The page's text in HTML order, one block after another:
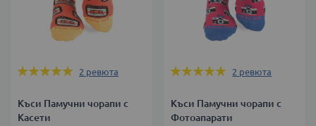
Оценка:
2 ревюта
Къси Памучни чорапи с
Касети
Оценка:
2 ревюта
Къси Памучни чорапи с
Фотоапарати